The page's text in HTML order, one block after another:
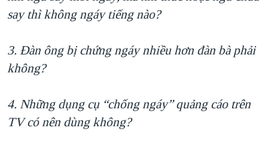
say thì không ngáy tiếng nào?
3. Đàn ông bị chứng ngáy nhiều hơn đàn bà phải
không?
4. Những dụng cụ “chống ngáy” quảng cáo trên
TV có nên dùng không?